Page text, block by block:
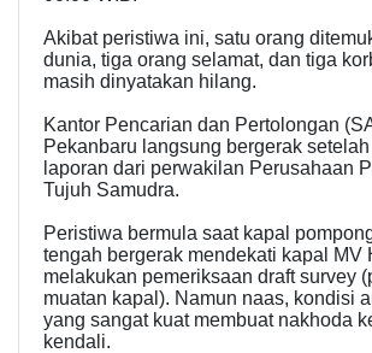
Akibat peristiwa ini, satu orang
dunia, tiga orang selamat, dan tiga
masih dinyatakan hilang.
​Kantor Pencarian dan Pertolongan
Pekanbaru langsung bergerak
laporan dari perwakilan Perusahaan
Tujuh Samudra.
​Peristiwa bermula saat kapal
tengah bergerak mendekati kapal MV
melakukan pemeriksaan draft survey
muatan kapal). Namun naas, kondisi
yang sangat kuat membuat nakhoda
kendali.